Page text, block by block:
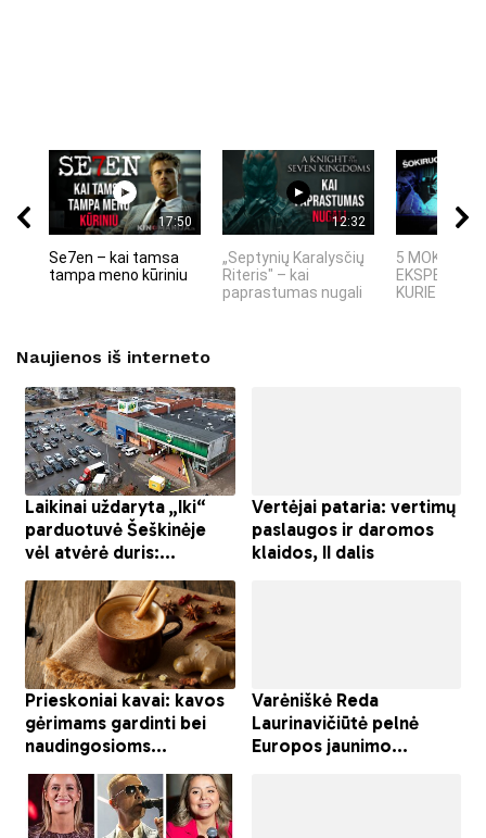
17:50
Se7en – kai tamsa
tampa meno kūriniu
12:32
„Septynių Karalysčių
Riteris" – kai
paprastumas nugali
5 MOKSLINIAI
KURIE
Naujienos iš interneto